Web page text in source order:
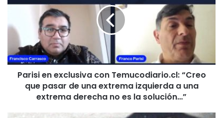
n
e
Parisi en exclusiva con Temucodiario.cl: “Creo
que pasar de una extrema izquierda a una
extrema derecha no es la solución…”